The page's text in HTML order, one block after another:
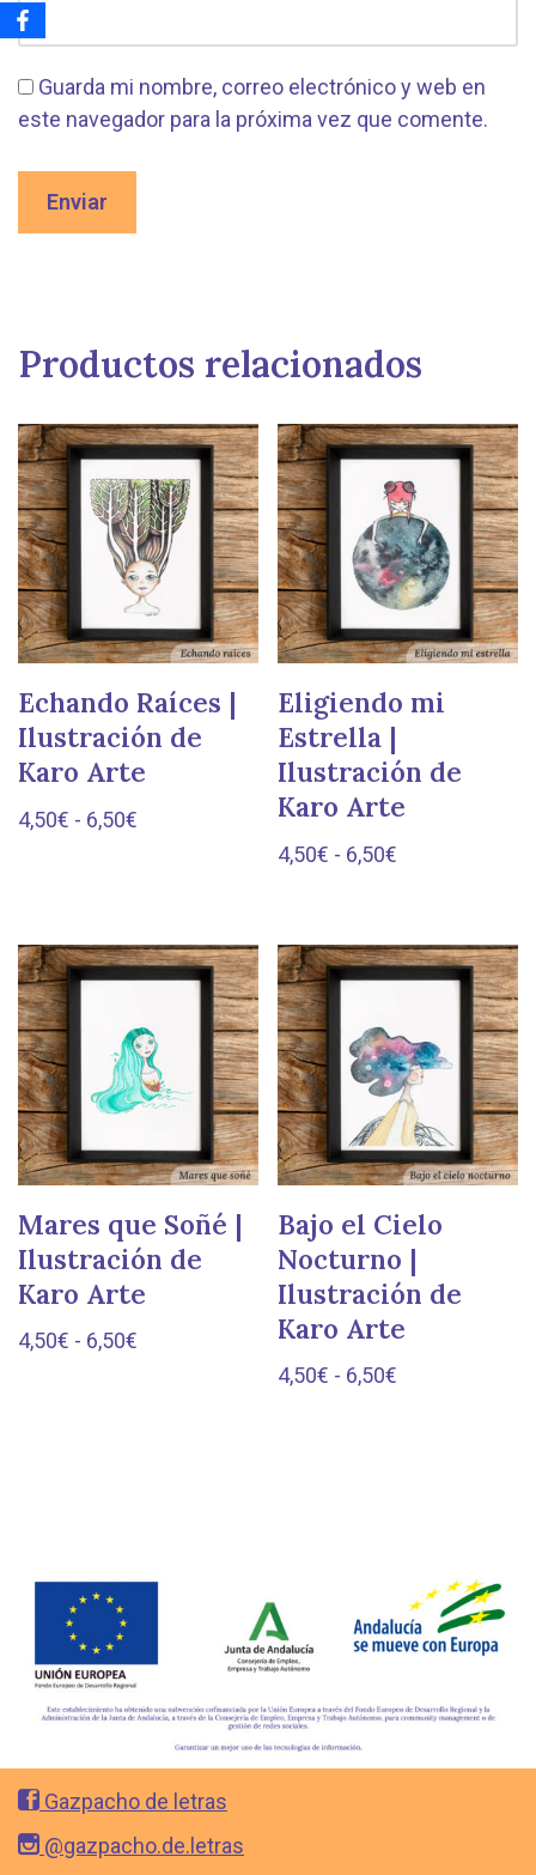
Guarda mi nombre, correo electrónico y web en
este navegador para la próxima vez que comente.
Productos relacionados
Echando Raíces |
Ilustración de
Karo Arte
4,50€ - 6,50€
Eligiendo mi
Estrella |
Ilustración de
Karo Arte
4,50€ - 6,50€
Mares que Soñé |
Ilustración de
Karo Arte
4,50€ - 6,50€
Bajo el Cielo
Nocturno |
Ilustración de
Karo Arte
4,50€ - 6,50€
Gazpacho de letras
@gazpacho.de.letras